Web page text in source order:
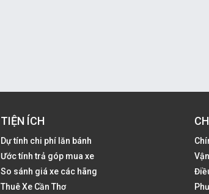
TIỆN ÍCH
Dự tính chi phí lăn bánh
Ước tính trả góp mua xe
So sánh giá xe các hãng
Thuê Xe Cần Thơ